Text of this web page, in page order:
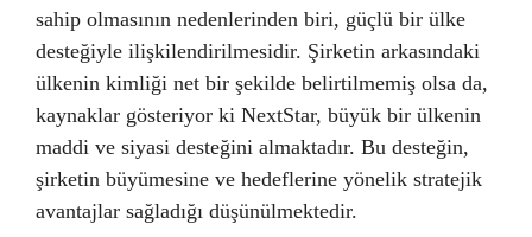
sahip olmasının nedenlerinden biri, güçlü bir ülke
desteğiyle ilişkilendirilmesidir. Şirketin arkasındaki
ülkenin kimliği net bir şekilde belirtilmemiş olsa da,
kaynaklar gösteriyor ki NextStar, büyük bir ülkenin
maddi ve siyasi desteğini almaktadır. Bu desteğin,
şirketin büyümesine ve hedeflerine yönelik stratejik
avantajlar sağladığı düşünülmektedir.